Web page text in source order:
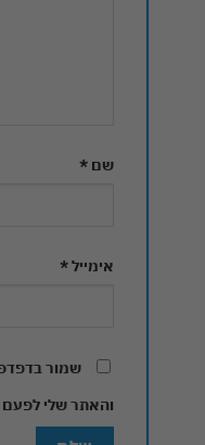
שם *
אימייל*
שמור
והאתר שלי